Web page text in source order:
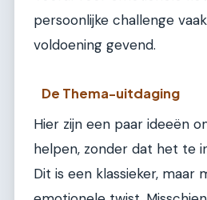
persoonlijke challenge
voldoening gevend.
De Thema-uitdaging
Hier zijn een paar ideeën
helpen, zonder dat het te
Dit is een klassieker, maar